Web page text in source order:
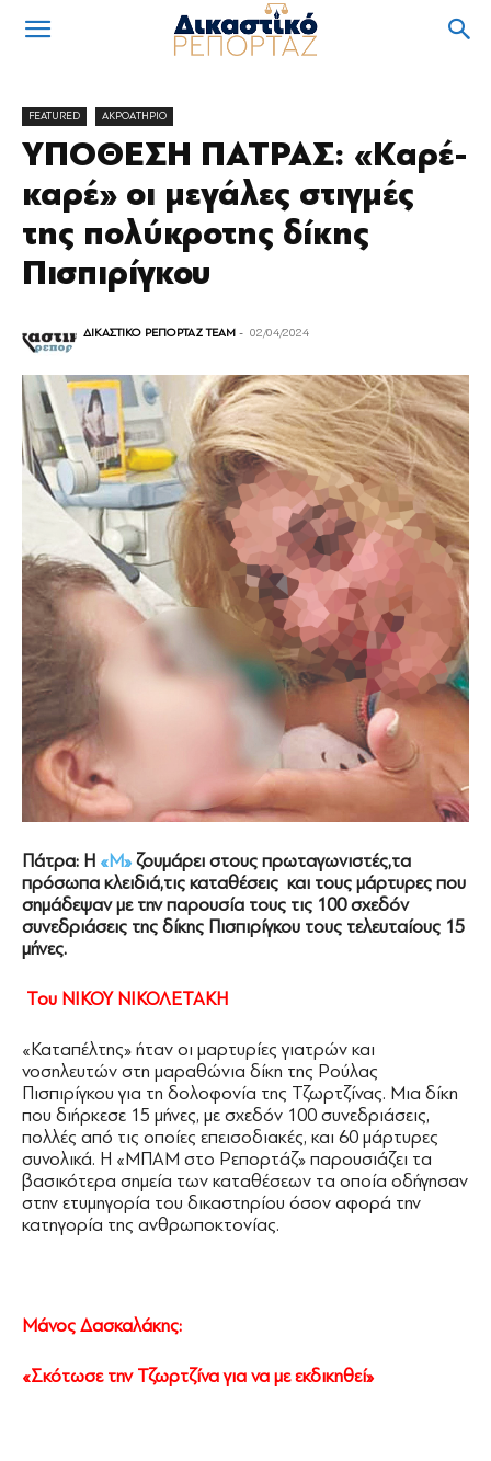
FEATURED ΑΚΡΟΑΤΗΡΙΟ
ΥΠΟΘΕΣΗ ΠΑΤΡΑΣ: «Καρέ-
καρέ» οι μεγάλες στιγμές
της πολύκροτης δίκης
Πισπιρίγκου
ΔΙΚΑΣΤΙΚΟ ΡΕΠΟΡΤΑΖ TEAM - 02/04/2024
Πάτρα: Η «Μ» ζουμάρει στους πρωταγωνιστές,τα
πρόσωπα κλειδιά,τις καταθέσεις και τους μάρτυρες που
σημάδεψαν με την παρουσία τους τις 100 σχεδόν
συνεδριάσεις της δίκης Πισπιρίγκου τους τελευταίους 15
μήνες.
Του ΝΙΚΟΥ ΝΙΚΟΛΕΤΑΚΗ
«Καταπέλτης» ήταν οι μαρτυρίες γιατρών και
νοσηλευτών στη μαραθώνια δίκη της Ρούλας
Πισπιρίγκου για τη δολοφονία της Τζωρτζίνας. Μια δίκη
που διήρκεσε 15 μήνες, με σχεδόν 100 συνεδριάσεις,
πολλές από τις οποίες επεισοδιακές, και 60 μάρτυρες
συνολικά. Η «ΜΠΑΜ στο Ρεπορτάζ» παρουσιάζει τα
βασικότερα σημεία των καταθέσεων τα οποία οδήγησαν
στην ετυμηγορία του δικαστηρίου όσον αφορά την
κατηγορία της ανθρωποκτονίας.
Μάνος Δασκαλάκης:
«Σκότωσε την Τζωρτζίνα για να με εκδικηθεί»